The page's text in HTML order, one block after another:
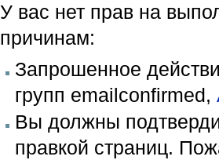
У вас нет прав на
причинам:
Запрошенное
групп emailconfirmed,
Вы должны
правкой страниц.